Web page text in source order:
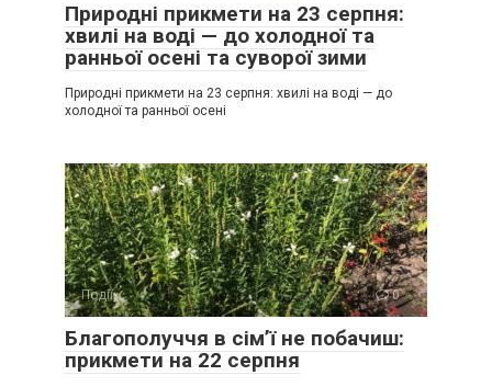
Природні прикмети на 23 серпня:
хвилі на воді — до холодної та
ранньої осені та суворої зими
Природні прикмети на 23 серпня: хвилі на воді — до
холодної та ранньої осені
Події 0
Благополуччя в сім’ї не побачиш:
прикмети на 22 серпня